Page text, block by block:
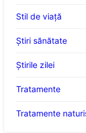
Stil de viaţă
Ştiri sănătate
Știrile zilei
Tratamente
Tratamente